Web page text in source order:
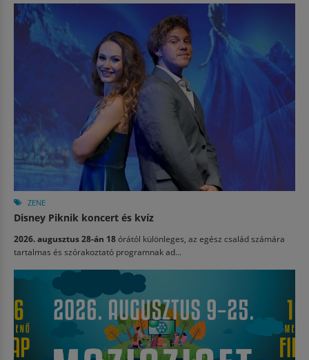
ZENE
Disney Piknik koncert és kvíz
2026. augusztus 28-án 18órától különleges, az egész család számára
tartalmas és szórakoztató programnak ad...